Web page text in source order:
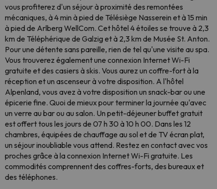
vous profiterez d'un séjour à proximité des remontées
mécaniques, à 4 min à pied de Télésiège Nasserein et à 15 min
à pied de Arlberg WellCom. Cet hôtel 4 étoiles se trouve à 2,3
km de Téléphérique de Galzig et à 2,3 km de Musée St. Anton.
Pour une détente sans pareille, rien de tel qu'une visite au spa.
Vous trouverez également une connexion Internet Wi-Fi
gratuite et des casiers à skis. Vous aurez un coffre-fort à la
réception et un ascenseur à votre disposition. A l'hôtel
Alpenland, vous avez à votre disposition un snack-bar ou une
épicerie fine. Quoi de mieux pour terminer la journée qu'avec
un verre au bar ou au salon. Un petit-déjeuner buffet gratuit
est offert tous les jours de 07 h 30 à 10 h 00. Dans les 12
chambres, équipées de chauffage au sol et de TV écran plat,
un séjour inoubliable vous attend. Restez en contact avec vos
proches grâce à la connexion Internet Wi-Fi gratuite. Les
commodités comprennent des coffres-forts, des bureaux et
des téléphones.